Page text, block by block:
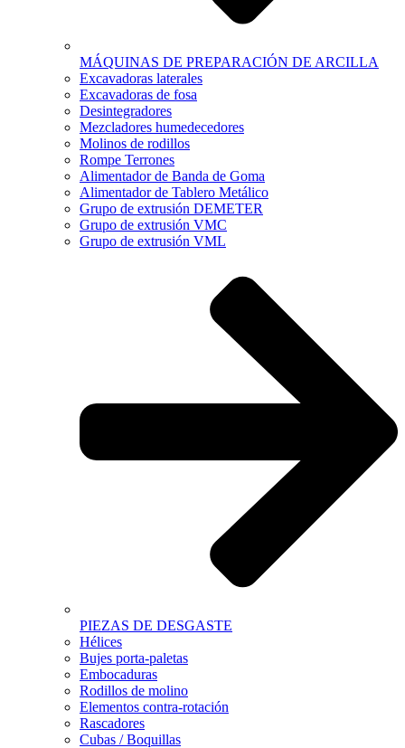
MÁQUINAS DE PREPARACIÓN DE ARCILLA
Excavadoras laterales
Excavadoras de fosa
Desintegradores
Mezcladores humedecedores
Molinos de rodillos
Rompe Terrones
Alimentador de Banda de Goma
Alimentador de Tablero Metálico
Grupo de extrusión DEMETER
Grupo de extrusión VMC
Grupo de extrusión VML
PIEZAS DE DESGASTE
Hélices
Bujes porta-paletas
Embocaduras
Rodillos de molino
Elementos contra-rotación
Rascadores
Cubas / Boquillas